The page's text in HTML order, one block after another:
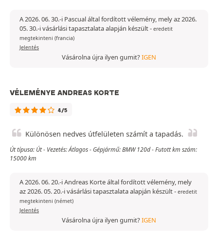
A 2026. 06. 30.-i Pascual által fordított vélemény, mely az 2026.
05. 30.-i vásárlási tapasztalata alapján készült- eredetit
megtekinteni (francia)
Jelentés
Vásárolna újra ilyen gumit?IGEN
VÉLEMÉNYE ANDREAS KORTE
4/5
Különösen nedves útfelületen számít a tapadás.
Út típusa: Út - Vezetés: Átlagos - Gépjármű: BMW 120d - Futott km szám:
15000 km
A 2026. 06. 20.-i Andreas Korte által fordított vélemény, mely
az 2026. 05. 20.-i vásárlási tapasztalata alapján készült- eredetit
megtekinteni (német)
Jelentés
Vásárolna újra ilyen gumit?IGEN